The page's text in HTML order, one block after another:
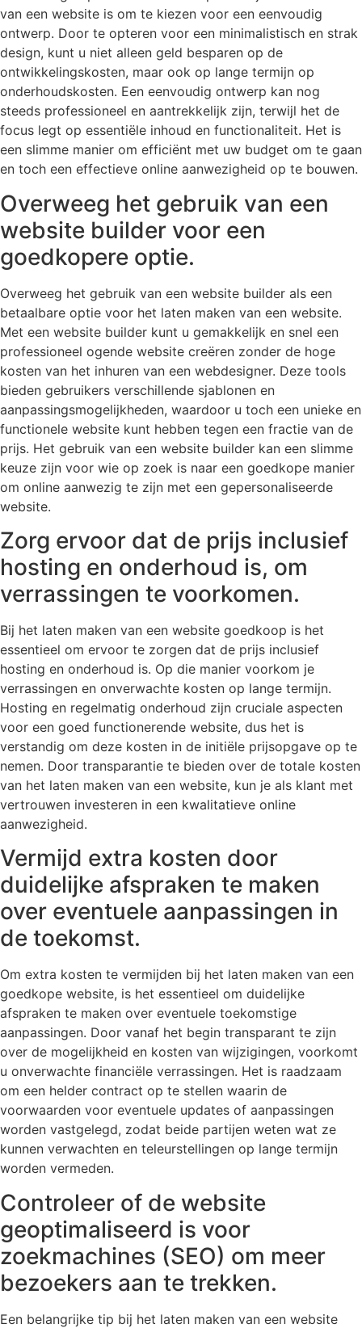
van een website is om te kiezen voor een eenvoudig
ontwerp. Door te opteren voor een minimalistisch en strak
design, kunt u niet alleen geld besparen op de
ontwikkelingskosten, maar ook op lange termijn op
onderhoudskosten. Een eenvoudig ontwerp kan nog
steeds professioneel en aantrekkelijk zijn, terwijl het de
focus legt op essentiële inhoud en functionaliteit. Het is
een slimme manier om efficiënt met uw budget om te gaan
en toch een effectieve online aanwezigheid op te bouwen.
Overweeg het gebruik van een
website builder voor een
goedkopere optie.
Overweeg het gebruik van een website builder als een
betaalbare optie voor het laten maken van een website.
Met een website builder kunt u gemakkelijk en snel een
professioneel ogende website creëren zonder de hoge
kosten van het inhuren van een webdesigner. Deze tools
bieden gebruikers verschillende sjablonen en
aanpassingsmogelijkheden, waardoor u toch een unieke en
functionele website kunt hebben tegen een fractie van de
prijs. Het gebruik van een website builder kan een slimme
keuze zijn voor wie op zoek is naar een goedkope manier
om online aanwezig te zijn met een gepersonaliseerde
website.
Zorg ervoor dat de prijs inclusief
hosting en onderhoud is, om
verrassingen te voorkomen.
Bij het laten maken van een website goedkoop is het
essentieel om ervoor te zorgen dat de prijs inclusief
hosting en onderhoud is. Op die manier voorkom je
verrassingen en onverwachte kosten op lange termijn.
Hosting en regelmatig onderhoud zijn cruciale aspecten
voor een goed functionerende website, dus het is
verstandig om deze kosten in de initiële prijsopgave op te
nemen. Door transparantie te bieden over de totale kosten
van het laten maken van een website, kun je als klant met
vertrouwen investeren in een kwalitatieve online
aanwezigheid.
Vermijd extra kosten door
duidelijke afspraken te maken
over eventuele aanpassingen in
de toekomst.
Om extra kosten te vermijden bij het laten maken van een
goedkope website, is het essentieel om duidelijke
afspraken te maken over eventuele toekomstige
aanpassingen. Door vanaf het begin transparant te zijn
over de mogelijkheid en kosten van wijzigingen, voorkomt
u onverwachte financiële verrassingen. Het is raadzaam
om een helder contract op te stellen waarin de
voorwaarden voor eventuele updates of aanpassingen
worden vastgelegd, zodat beide partijen weten wat ze
kunnen verwachten en teleurstellingen op lange termijn
worden vermeden.
Controleer of de website
geoptimaliseerd is voor
zoekmachines (SEO) om meer
bezoekers aan te trekken.
Een belangrijke tip bij het laten maken van een website